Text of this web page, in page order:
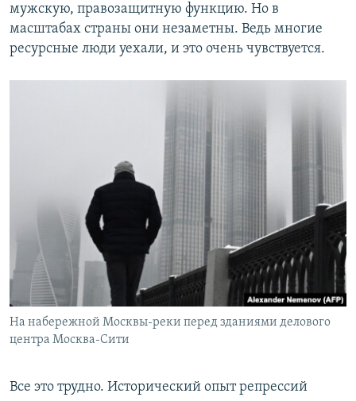
мужскую, правозащитную функцию. Но в
масштабах страны они незаметны. Ведь многие
ресурсные люди уехали, и это очень чувствуется.
На набережной Москвы-реки перед зданиями делового
центра Москва-Сити
Все это трудно. Исторический опыт репрессий